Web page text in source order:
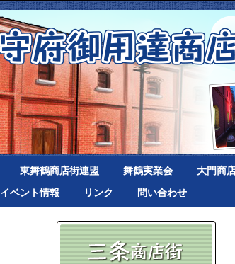
東舞鶴商店街連盟 舞鶴実業会 大門商
イベント情報 リンク 問い合わせ